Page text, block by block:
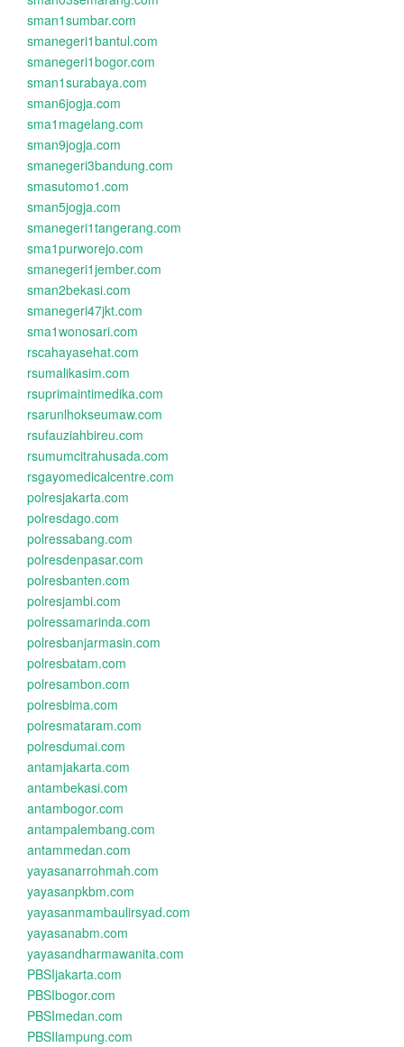
sman1sumbar.com
smanegeri1bantul.com
smanegeri1bogor.com
sman1surabaya.com
sman6jogja.com
sma1magelang.com
sman9jogja.com
smanegeri3bandung.com
smasutomo1.com
sman5jogja.com
smanegeri1tangerang.com
sma1purworejo.com
smanegeri1jember.com
sman2bekasi.com
smanegeri47jkt.com
sma1wonosari.com
rscahayasehat.com
rsumalikasim.com
rsuprimaintimedika.com
rsarunlhokseumaw.com
rsufauziahbireu.com
rsumumcitrahusada.com
rsgayomedicalcentre.com
polresjakarta.com
polresdago.com
polressabang.com
polresdenpasar.com
polresbanten.com
polresjambi.com
polressamarinda.com
polresbanjarmasin.com
polresbatam.com
polresambon.com
polresbima.com
polresmataram.com
polresdumai.com
antamjakarta.com
antambekasi.com
antambogor.com
antampalembang.com
antammedan.com
yayasanarrohmah.com
yayasanpkbm.com
yayasanmambaulirsyad.com
yayasanabm.com
yayasandharmawanita.com
PBSIjakarta.com
PBSIbogor.com
PBSImedan.com
PBSIlampung.com